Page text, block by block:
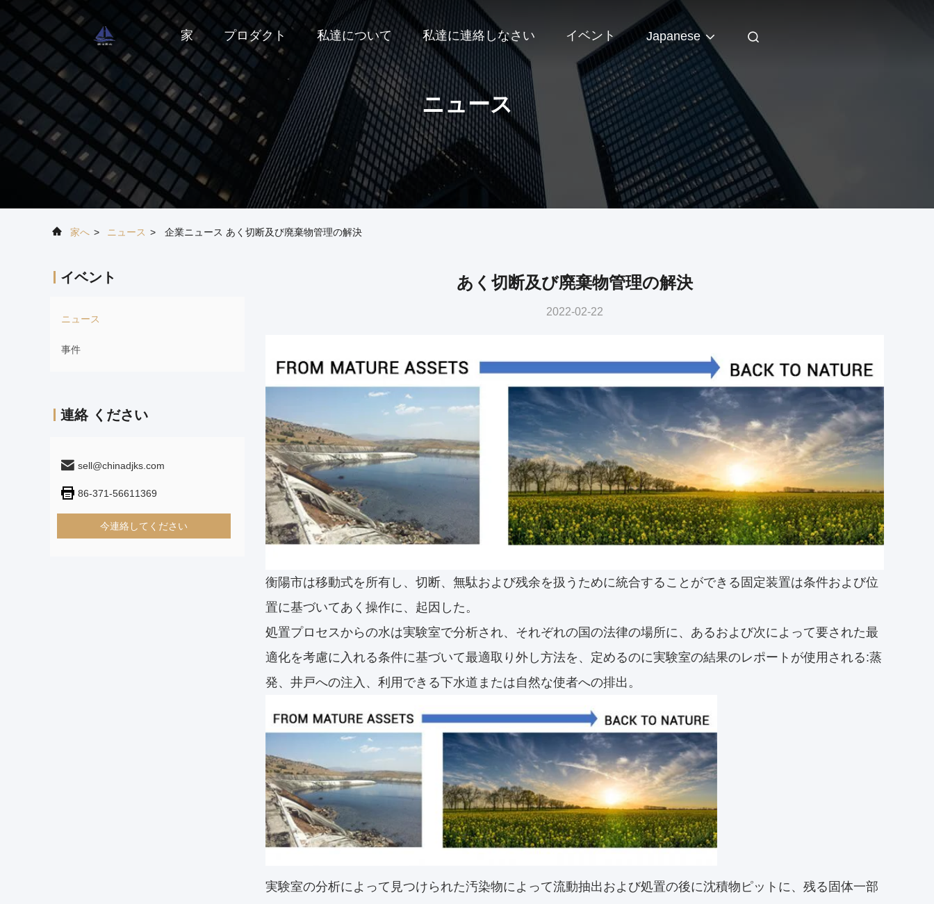
家 プロダクト 私達について 私達に連絡しなさい イベント Japanese
ニュース
家へ > ニュース > 企業ニュース あく切断及び廃棄物管理の解決
イベント
ニュース
事件
連絡 ください
sell@chinadjks.com
86-371-56611369
今連絡してください
あく切断及び廃棄物管理の解決
2022-02-22
衡陽市は移動式を所有し、切断、無駄および残余を扱うために統合することができる固定装置は条件および位
置に基づいてあく操作に、起因した。
処置プロセスからの水は実験室で分析され、それぞれの国の法律の場所に、あるおよび次によって要された最
適化を考慮に入れる条件に基づいて最適取り外し方法を、定めるのに実験室の結果のレポートが使用される:蒸
発、井戸への注入、利用できる下水道または自然な使者への排出。
実験室の分析によって見つけられた汚染物によって流動抽出および処置の後に沈積物ピットに、残る固体一部